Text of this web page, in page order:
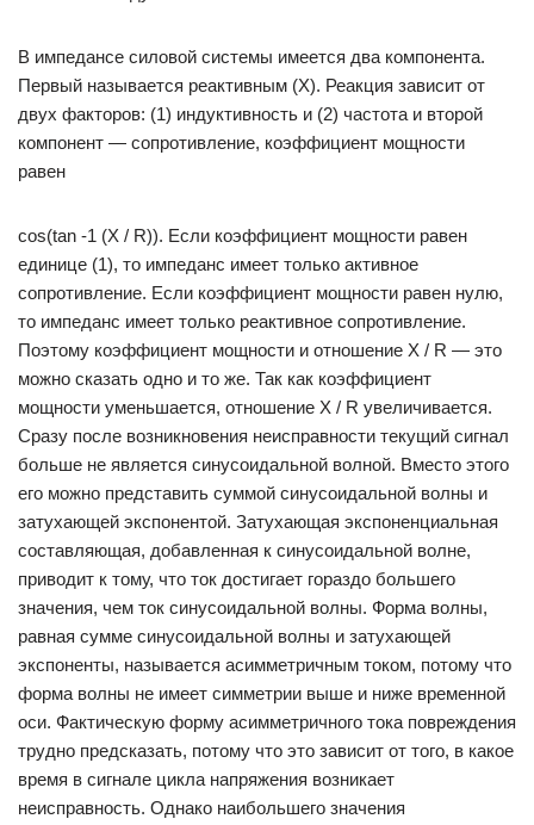
В импедансе силовой системы имеется два компонента.
Первый называется реактивным (X). Реакция зависит от
двух факторов: (1) индуктивность и (2) частота и второй
компонент — сопротивление, коэффициент мощности
равен
cos(tan -1 (X / R)). Если коэффициент мощности равен
единице (1), то импеданс имеет только активное
сопротивление. Если коэффициент мощности равен нулю,
то импеданс имеет только реактивное сопротивление.
Поэтому коэффициент мощности и отношение X / R — это
можно сказать одно и то же. Так как коэффициент
мощности уменьшается, отношение X / R увеличивается.
Сразу после возникновения неисправности текущий сигнал
больше не является синусоидальной волной. Вместо этого
его можно представить суммой синусоидальной волны и
затухающей экспонентой. Затухающая экспоненциальная
составляющая, добавленная к синусоидальной волне,
приводит к тому, что ток достигает гораздо большего
значения, чем ток синусоидальной волны. Форма волны,
равная сумме синусоидальной волны и затухающей
экспоненты, называется асимметричным током, потому что
форма волны не имеет симметрии выше и ниже временной
оси. Фактическую форму асимметричного тока повреждения
трудно предсказать, потому что это зависит от того, в какое
время в сигнале цикла напряжения возникает
неисправность. Однако наибольшего значения